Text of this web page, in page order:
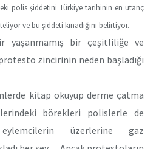
polis şiddetini Türkiye tarihinin en utanç
ve bu şiddeti kınadığını belirtiyor.
yaşanmamış bir çeşitliliğe ve
zincirinin neden başladığı
kitap okuyup derme çatma
börekleri polislerle de
üzerlerine gaz